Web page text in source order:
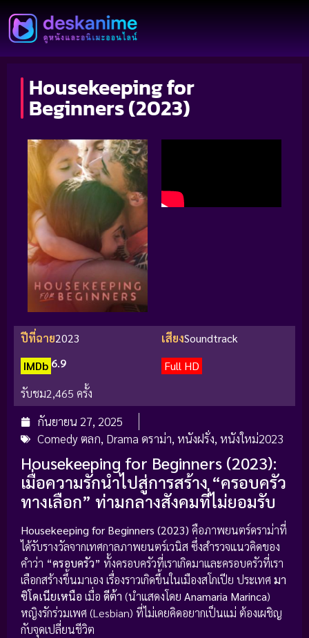
Housekeeping for
Beginners (2023)
ปีที่ฉาย2023 เสียงSoundtrack
IMDb 6.9
Full HD
รับชม2,465 ครั้ง
กันยายน 27, 2025
Comedy ตลก, Drama ดราม่า, หนังฝรั่ง, หนังใหม่2023
Housekeeping for Beginners (2023):
เมื่อความรักนำไปสู่การสร้าง “ครอบครัว
ทางเลือก” ท่ามกลางสังคมที่ไม่ยอมรับ
Housekeeping for Beginners (2023) คือภาพยนตร์ดราม่าที่
ได้รับรางวัลจากเทศกาลภาพยนตร์เวนิส ซึ่งสำรวจแนวคิดของ
คำว่า “ครอบครัว” ทั้งครอบครัวที่เราเกิดมาและครอบครัวที่เรา
เลือกสร้างขึ้นมาเอง เรื่องราวเกิดขึ้นในเมืองสโกเปีย ประเทศ มา
ซิโดเนียเหนือ เมื่อ ดีต้า (นำแสดงโดย Anamaria Marinca)
หญิงรักร่วมเพศ (Lesbian) ที่ไม่เคยคิดอยากเป็นแม่ ต้องเผชิญ
กับจุดเปลี่ยนชีวิต